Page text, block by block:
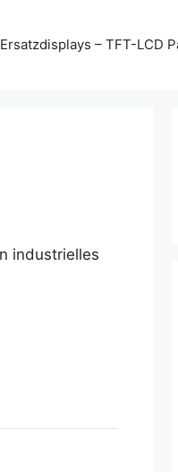
– TFT-LCD
industrielles